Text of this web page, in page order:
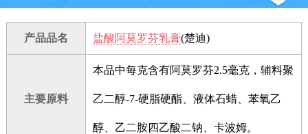
产品品名 盐酸阿莫罗芬乳膏(楚迪)
主要原料
本品中每克含有阿莫罗芬2.5毫克，辅料聚
乙二醇-7-硬脂硬酯、液体石蜡、苯氧乙
醇、乙二胺四乙酸二钠、卡波姆。